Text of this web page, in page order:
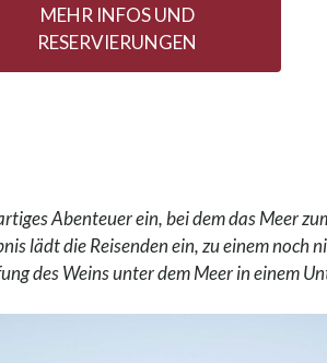
MEHR INFOS UND
RESERVIERUNGEN
Abenteuer ein, bei dem das Meer
lädt die Reisenden ein, zu einem noch
des Weins unter dem Meer in einem